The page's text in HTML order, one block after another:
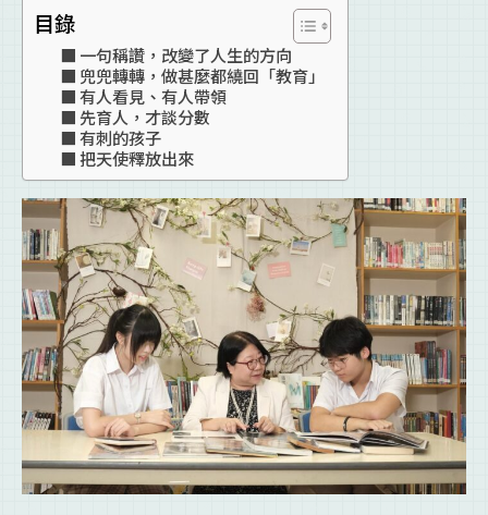
目錄
一句稱讚，改變了人生的方向
兜兜轉轉，做甚麼都繞回「教育」
有人看見、有人帶領
先育人，才談分數
有刺的孩子
把天使釋放出來